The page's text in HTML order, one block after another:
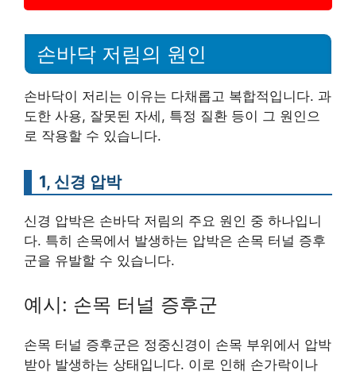
손바닥 저림의 원인
손바닥이 저리는 이유는 다채롭고 복합적입니다. 과
도한 사용, 잘못된 자세, 특정 질환 등이 그 원인으
로 작용할 수 있습니다.
1, 신경 압박
신경 압박은 손바닥 저림의 주요 원인 중 하나입니
다. 특히 손목에서 발생하는 압박은 손목 터널 증후
군을 유발할 수 있습니다.
예시: 손목 터널 증후군
손목 터널 증후군은 정중신경이 손목 부위에서 압박
받아 발생하는 상태입니다. 이로 인해 손가락이나